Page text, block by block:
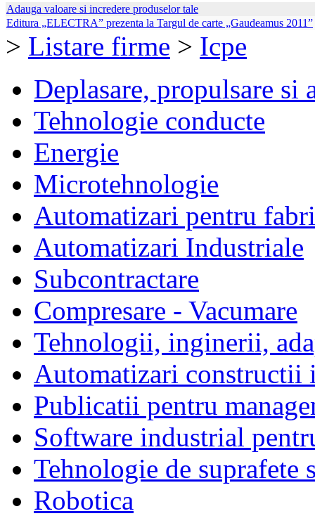
Adauga valoare si incredere produselor tale
Editura „ELECTRA” prezenta la Targul de carte „Gaudeamus 2011”
> Listare firme > Icpe
Deplasare, propulsare si
Tehnologie conducte
Energie
Microtehnologie
Automatizari pentru
Automatizari Industriale
Subcontractare
Compresare - Vacumare
Tehnologii, inginerii,
Automatizari constructii
Publicatii pentru
Software industrial
Tehnologie de suprafete
Robotica